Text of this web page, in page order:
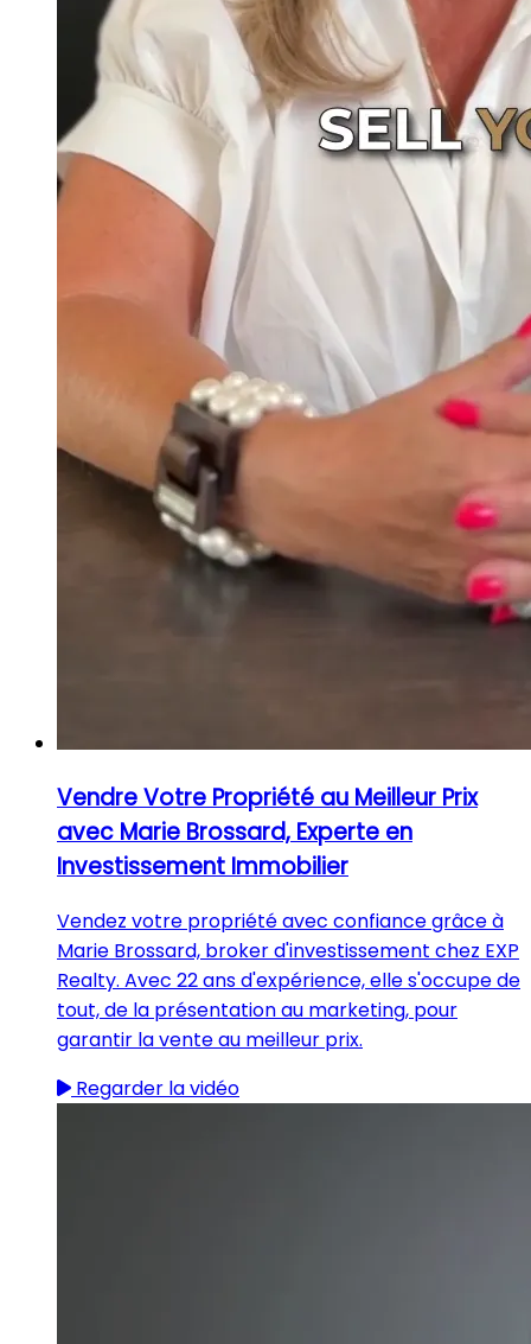
Vendre Votre Propriété au Meilleur Prix
avec Marie Brossard, Experte en
Investissement Immobilier
Vendez votre propriété avec confiance grâce à
Marie Brossard, broker d'investissement chez EXP
Realty. Avec 22 ans d'expérience, elle s'occupe de
tout, de la présentation au marketing, pour
garantir la vente au meilleur prix.
Regarder la vidéo